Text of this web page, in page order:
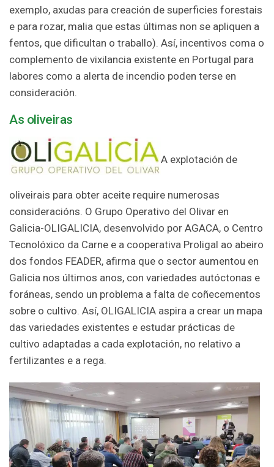
exemplo, axudas para creación de superficies forestais
e para rozar, malia que estas últimas non se apliquen a
fentos, que dificultan o traballo). Así, incentivos coma o
complemento de vixilancia existente en Portugal para
labores como a alerta de incendio poden terse en
consideración.
As oliveiras
A explotación de
oliveirais para obter aceite require numerosas
consideracións. O Grupo Operativo del Olivar en
Galicia-OLIGALICIA, desenvolvido por AGACA, o Centro
Tecnolóxico da Carne e a cooperativa Proligal ao abeiro
dos fondos FEADER, afirma que o sector aumentou en
Galicia nos últimos anos, con variedades autóctonas e
foráneas, sendo un problema a falta de coñecementos
sobre o cultivo. Así, OLIGALICIA aspira a crear un mapa
das variedades existentes e estudar prácticas de
cultivo adaptadas a cada explotación, no relativo a
fertilizantes e a rega.